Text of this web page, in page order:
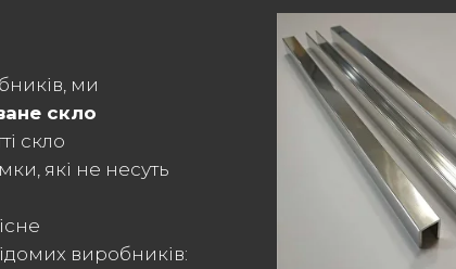
ми
скло
скло
які не несуть
виробників: